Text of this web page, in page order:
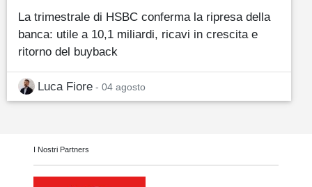
La trimestrale di HSBC conferma la ripresa della
banca: utile a 10,1 miliardi, ricavi in crescita e
ritorno del buyback
Luca Fiore - 04 agosto
I Nostri Partners